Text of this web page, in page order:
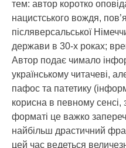
тем: автор коротко
нацистського вождя,
післяверсальської
держави в 30-х роках;
Автор подає чимало
українському читачеві,
пафос та патетику
корисна в певному
форматі це важко
найбільш драстичний
цей час ведеться